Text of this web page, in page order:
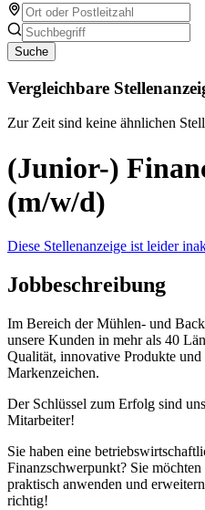
Suche
Vergleichbare
Zur Zeit sind keine ähnlichen
(Junior-)
(m/w/d)
Diese Stellenanzeige ist leider
Jobbeschreibung
Im Bereich der Mühlen- und
unsere Kunden in mehr als 40
Qualität, innovative Produkte und
Markenzeichen.
Der Schlüssel zum Erfolg sind
Mitarbeiter!
Sie haben eine
Finanzschwerpunkt? Sie
praktisch anwenden und
richtig!